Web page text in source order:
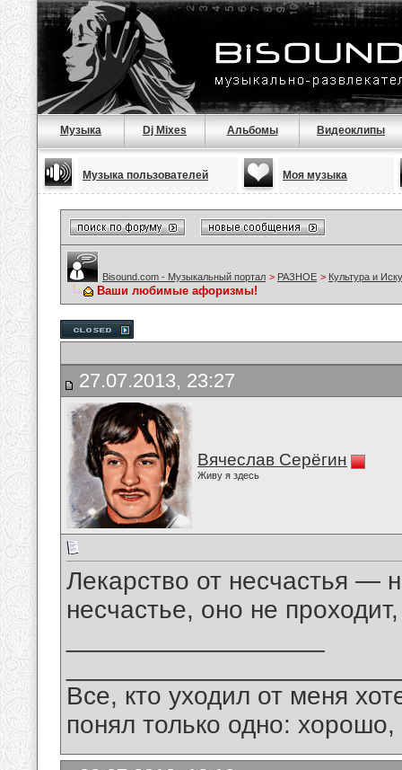
Музыка Dj Mixes Альбомы Видеоклипы
Музыка пользователей Моя музыка
Bisound.com - Музыкальный портал > РАЗНОЕ > Культура и
Ваши любимые афоризмы!
27.07.2013, 23:27
Вячеслав Серёгин
Живу я здесь
Лекарство от несчастья —
несчастье, оно не
Все, кто уходил от меня
понял только одно: